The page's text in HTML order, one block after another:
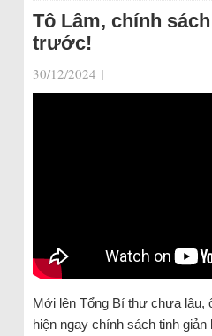
Tô Lâm, chính
trước!
30/12/2024 |
Mới lên Tổng Bí thư chưa lâu,
hiện ngay chính sách tinh